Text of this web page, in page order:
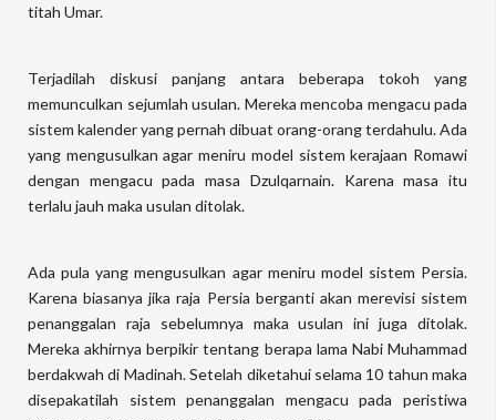
titah Umar.
Terjadilah diskusi panjang antara beberapa tokoh yang
memunculkan sejumlah usulan. Mereka mencoba mengacu pada
sistem kalender yang pernah dibuat orang-orang terdahulu. Ada
yang mengusulkan agar meniru model sistem kerajaan Romawi
dengan mengacu pada masa Dzulqarnain. Karena masa itu
terlalu jauh maka usulan ditolak.
Ada pula yang mengusulkan agar meniru model sistem Persia.
Karena biasanya jika raja Persia berganti akan merevisi sistem
penanggalan raja sebelumnya maka usulan ini juga ditolak.
Mereka akhirnya berpikir tentang berapa lama Nabi Muhammad
berdakwah di Madinah. Setelah diketahui selama 10 tahun maka
disepakatilah sistem penanggalan mengacu pada peristiwa